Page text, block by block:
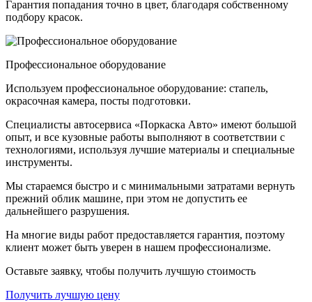
Гарантия попадания точно в цвет, благодаря собственному
подбору красок.
Профессиональное оборудование
Используем профессиональное оборудование: стапель,
окрасочная камера, посты подготовки.
Специалисты автосервиса «Поркаска Авто» имеют большой
опыт, и все кузовные работы выполняют в соответствии с
технологиями, используя лучшие материалы и специальные
инструменты.
Мы стараемся быстро и с минимальными затратами вернуть
прежний облик машине, при этом не допустить ее
дальнейшего разрушения.
На многие виды работ предоставляется гарантия, поэтому
клиент может быть уверен в нашем профессионализме.
Оставьте заявку, чтобы получить лучшую стоимость
Получить лучшую цену